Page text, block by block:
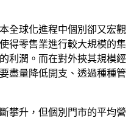
全球化進程中個別卻又宏觀
得零售業進行較大規模的集
利潤。而在對外挾其規模經
盡量降低開支、透過種種管
攀升，但個別門市的平均營